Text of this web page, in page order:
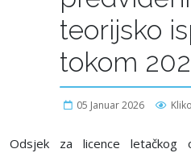
teorijsko
tokom
05 Januar 2026
Odsjek za licence letačkog